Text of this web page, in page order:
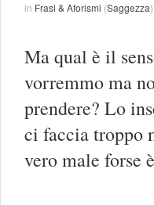
in Frasi & Aforismi (Saggezza)
Ma qual è il
vorremmo ma
prendere? Lo
ci faccia troppo
vero male forse